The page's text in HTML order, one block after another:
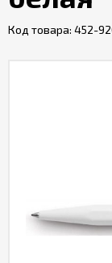
Код товара: 452-